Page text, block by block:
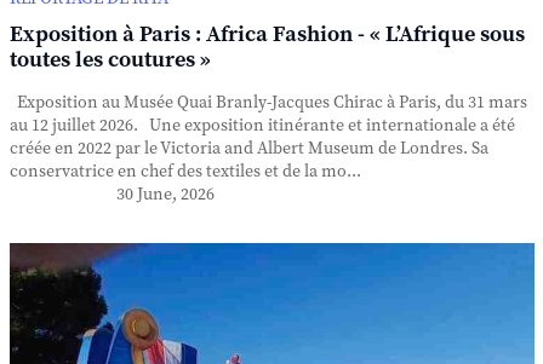
Exposition à Paris : Africa Fashion - « L’Afrique sous
toutes les coutures »
Exposition au Musée Quai Branly-Jacques Chirac à Paris, du 31 mars
au 12 juillet 2026. Une exposition itinérante et internationale a été
créée en 2022 par le Victoria and Albert Museum de Londres. Sa
conservatrice en chef des textiles et de la mo...
30 June, 2026